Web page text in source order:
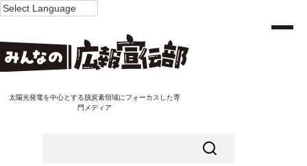
太陽光発電を中心とする脱炭素領域にフォーカスした専
門メディア